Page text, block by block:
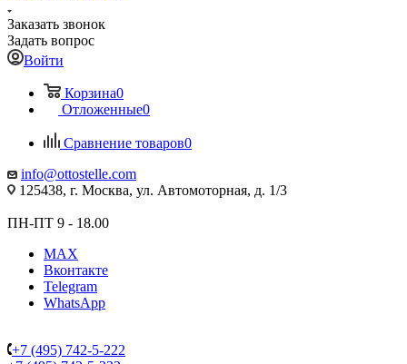
Заказать звонок
Задать вопрос
Войти
Корзина0
Отложенные0
Сравнение товаров0
info@ottostelle.com
125438, г. Москва, ул. Автомоторная, д. 1/3
ПН-ПТ 9 - 18.00
MAX
Вконтакте
Telegram
WhatsApp
+7 (495) 742-5-222